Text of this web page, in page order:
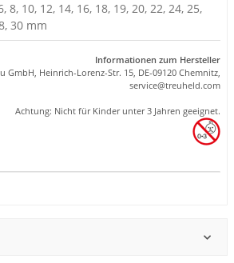
8, 10, 12, 14, 16, 18, 19, 20, 22, 24, 25,
30 mm
Informationen zum Hersteller
GmbH, Heinrich-Lorenz-Str. 15, DE-09120 Chemnitz,
service@treuheld.com
Achtung: Nicht für Kinder unter 3 Jahren geeignet.